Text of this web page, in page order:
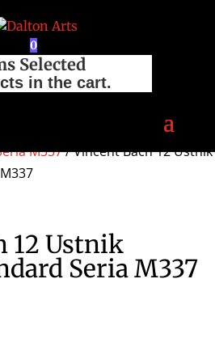
0
Selected
in the cart.
Melofon/
M337/ Vincent Bach 12 Ustnik
12 Ustnik
Seria M337